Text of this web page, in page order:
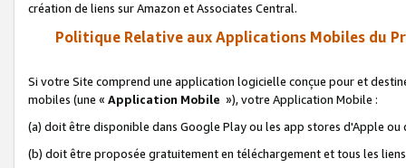
création de liens sur Amazon et Associates Central.
Politique Relative aux Applications Mobiles du
Si votre Site comprend une application logicielle conçue pour et
mobiles (une « Application Mobile »), votre Application Mobile :
(a) doit être disponible dans Google Play ou les app stores d'Apple ou
(b) doit être proposée gratuitement en téléchargement et tous les